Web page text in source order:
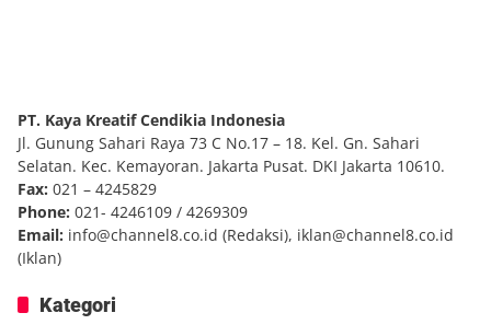
PT. Kaya Kreatif Cendikia Indonesia
Jl. Gunung Sahari Raya 73 C No.17 – 18. Kel. Gn. Sahari
Selatan. Kec. Kemayoran. Jakarta Pusat. DKI Jakarta 10610.
Fax: 021 – 4245829
Phone: 021- 4246109 / 4269309
Email: info@channel8.co.id (Redaksi), iklan@channel8.co.id
(Iklan)
Kategori